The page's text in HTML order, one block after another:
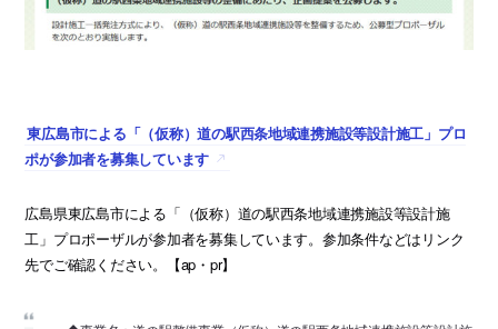
東広島市による「（仮称）道の駅西条地域連携施設等設計施工」プロ
ポが参加者を募集しています
広島県東広島市による「（仮称）道の駅西条地域連携施設等設計施
工」プロポーザルが参加者を募集しています。参加条件などはリンク
先でご確認ください。【ap・pr】